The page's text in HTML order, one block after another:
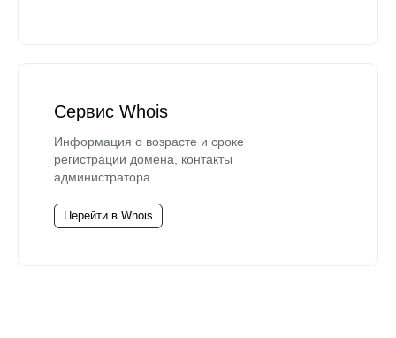
Сервис Whois
Информация о возрасте и сроке
регистрации домена, контакты
администратора.
Перейти в Whois